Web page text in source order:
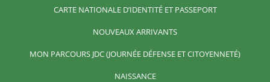
CARTE NATIONALE D’IDENTITÉ ET PASSEPORT
NOUVEAUX ARRIVANTS
MON PARCOURS JDC (JOURNÉE DÉFENSE ET CITOYENNETÉ)
NAISSANCE